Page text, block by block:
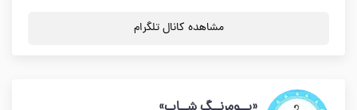
مشاهده کانال تلگرام